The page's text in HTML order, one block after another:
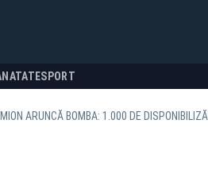
SPORT
ARUNCĂ BOMBA: 1.000 DE